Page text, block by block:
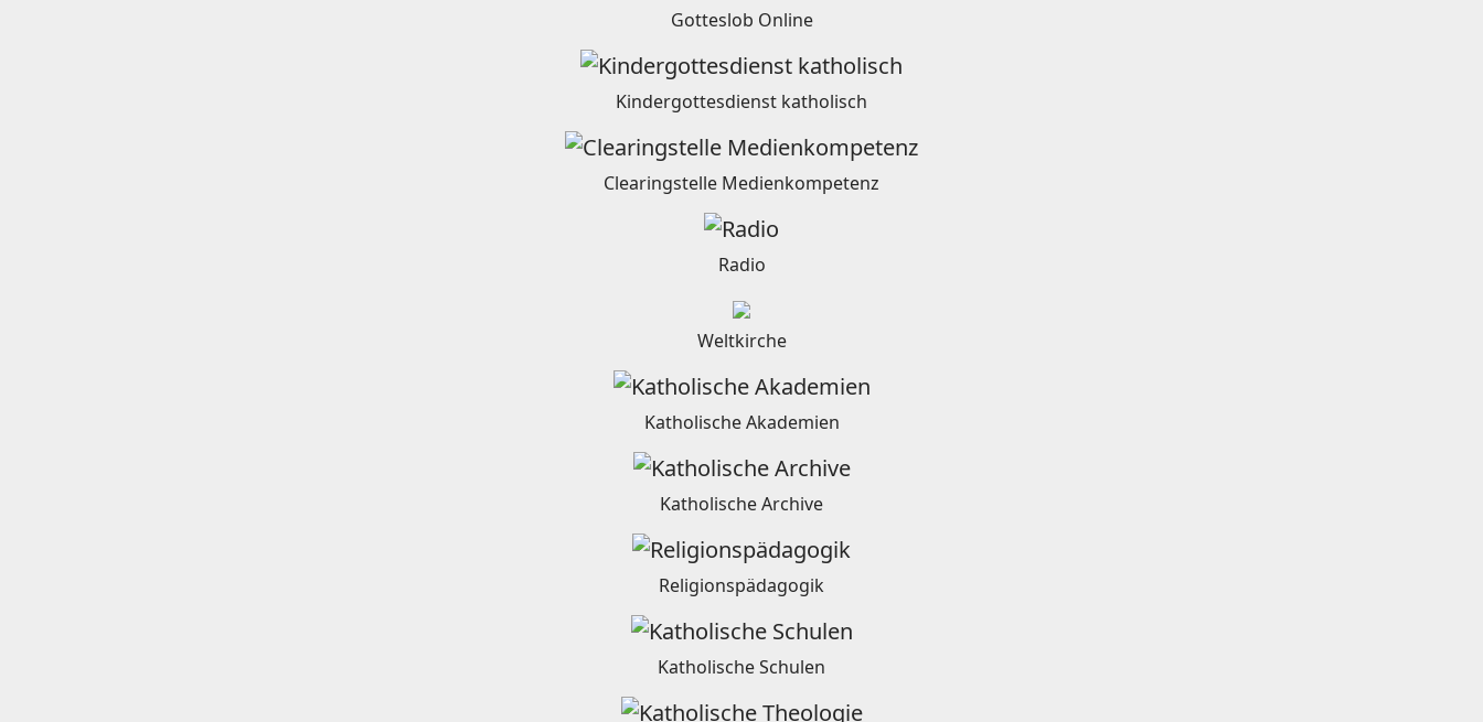
Gotteslob Online
Kindergottesdienst katholisch
Clearingstelle Medienkompetenz
Radio
Weltkirche
Katholische Akademien
Katholische Archive
Religionspädagogik
Katholische Schulen